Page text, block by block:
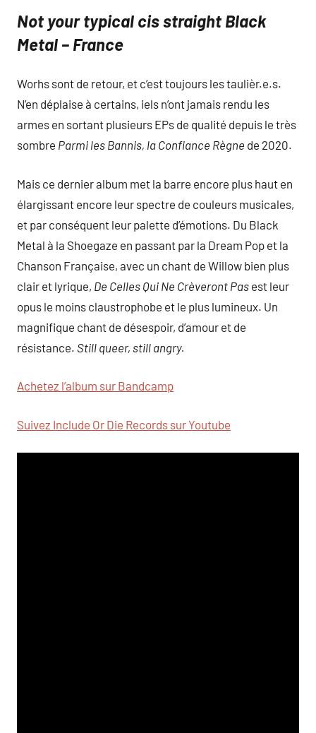
Not your typical cis straight Black
Metal – France
Worhs sont de retour, et c’est toujours les taulièr.e.s.
N’en déplaise à certains, iels n’ont jamais rendu les
armes en sortant plusieurs EPs de qualité depuis le très
sombre Parmi les Bannis, la Confiance Règne de 2020.
Mais ce dernier album met la barre encore plus haut en
élargissant encore leur spectre de couleurs musicales,
et par conséquent leur palette d’émotions. Du Black
Metal à la Shoegaze en passant par la Dream Pop et la
Chanson Française, avec un chant de Willow bien plus
clair et lyrique, De Celles Qui Ne Crèveront Pas est leur
opus le moins claustrophobe et le plus lumineux. Un
magnifique chant de désespoir, d’amour et de
résistance. Still queer, still angry.
Achetez l’album sur Bandcamp
Suivez Include Or Die Records sur Youtube